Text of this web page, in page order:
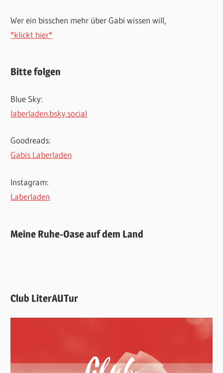
Wer ein bisschen mehr über Gabi wissen will,
*klickt hier*
Bitte folgen
Blue Sky:
laberladen.bsky.social
Goodreads:
Gabis Laberladen
Instagram:
Laberladen
Meine Ruhe-Oase auf dem Land
Club LiterAUTur